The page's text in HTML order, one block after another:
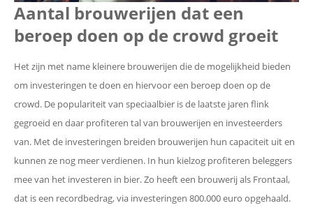
Aantal brouwerijen dat een
beroep doen op de crowd groeit
Het zijn met name kleinere brouwerijen die de mogelijkheid bieden
om investeringen te doen en hiervoor een beroep doen op de
crowd. De populariteit van speciaalbier is de laatste jaren flink
gegroeid en daar profiteren tal van brouwerijen en investeerders
van. Met de investeringen breiden brouwerijen hun capaciteit uit en
kunnen ze nog meer verdienen. In hun kielzog profiteren beleggers
mee van het investeren in bier. Zo heeft een brouwerij als Frontaal,
dat is een recordbedrag, via investeringen 800.000 euro opgehaald.